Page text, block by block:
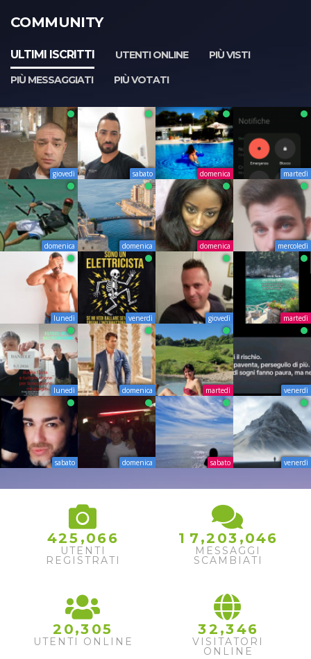
COMMUNITY
ULTIMI ISCRITTI UTENTI ONLINE
PIÙ VISTI
PIÙ MESSAGGIATI
PIÙ VOTATI
giovedì sabato domenica martedì
domenica domenica domenica mercoledì
lunedì venerdì giovedì martedì
lunedì domenica martedì venerdì
sabato domenica sabato venerdì
425 ,066
UTENTI
REGISTRATI
1 7 ,2 03 ,046
MESSAGGI
SCAMBIATI
2 0,3 05
UTENTI ONLINE
32 ,346
VISITATORI
ONLINE